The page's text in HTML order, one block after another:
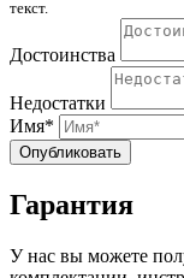
текст.
Достоинства
Недостатки
Имя*
Опубликовать
Гарантия
У нас вы можете